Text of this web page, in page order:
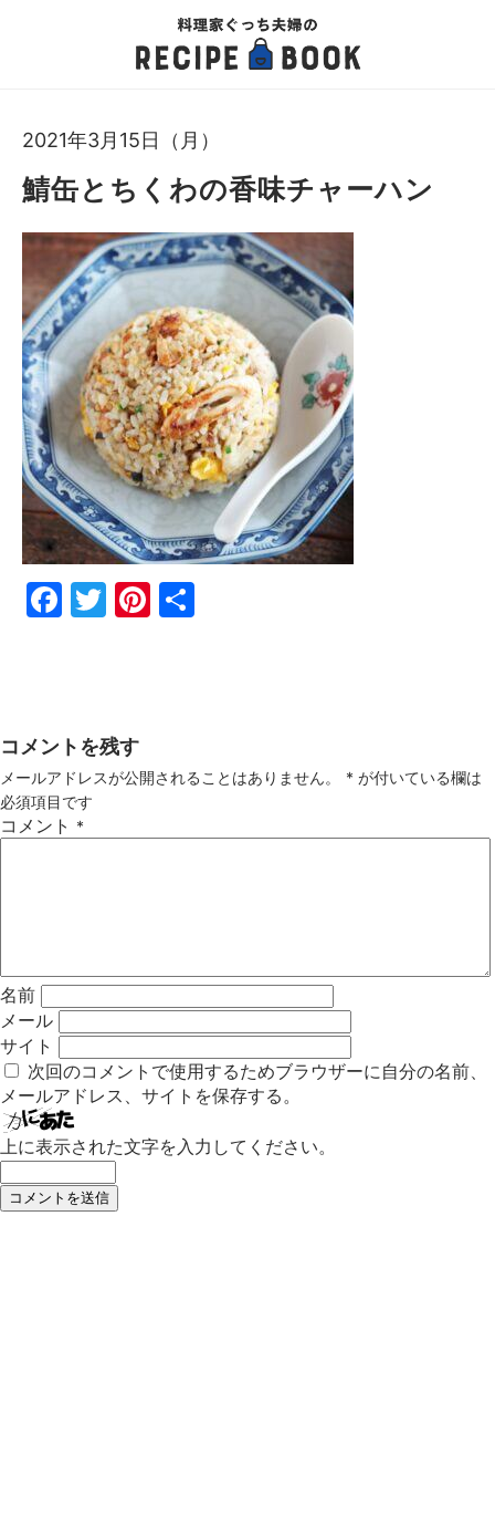
2021年3月15日（月）
鯖缶とちくわの香味チャーハン
Fac
Twi
Pin
コメントを残す
メールアドレスが公開されることはありません。 * が付いている欄は
必須項目です
コメント *
名前
メール
サイト
次回のコメントで使用するためブラウザーに自分の名前、
メールアドレス、サイトを保存する。
上に表示された文字を入力してください。